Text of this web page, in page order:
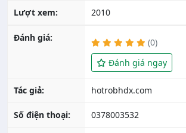
Lượt xem: 2010
Đánh giá:
(0)
Đánh giá ngay
Tác giả:
Số điện thoại: 0378003532